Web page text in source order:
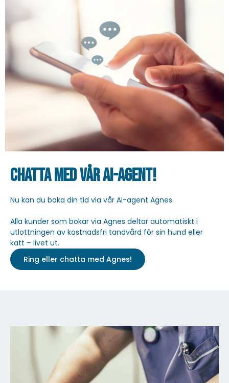
Chatta med vår AI-agent!
Nu kan du boka din tid via vår AI-agent Agnes.
Alla kunder som bokar via Agnes deltar automatiskt i
utlottningen av kostnadsfri tandvård för sin hund eller
katt – livet ut.
Ring eller chatta med Agnes!